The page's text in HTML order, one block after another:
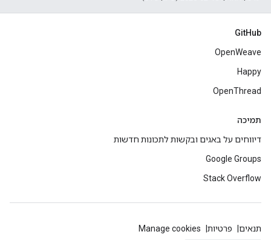
GitHub
OpenWeave
Happy
OpenThread
תמיכה
דיווחים על באגים ובקשות לתכונות חדשות
Google Groups
Stack Overflow
תנאים פרטיות Manage cookies